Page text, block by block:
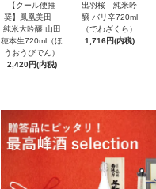
【クール便推
奨】鳳凰美田
純米大吟醸 山田
穂本生720ml（ほ
うおうびでん）
2,420円(内税)
出羽桜 純米吟
醸 バリ辛720ml
（でわざくら）
1,716円(内税)